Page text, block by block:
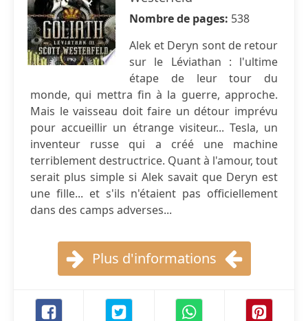
Nombre de pages: 538
Alek et Deryn sont de retour
sur le Léviathan : l'ultime
étape de leur tour du
monde, qui mettra fin à la guerre, approche.
Mais le vaisseau doit faire un détour imprévu
pour accueillir un étrange visiteur... Tesla, un
inventeur russe qui a créé une machine
terriblement destructrice. Quant à l'amour, tout
serait plus simple si Alek savait que Deryn est
une fille... et s'ils n'étaient pas officiellement
dans des camps adverses...
Plus d'informations